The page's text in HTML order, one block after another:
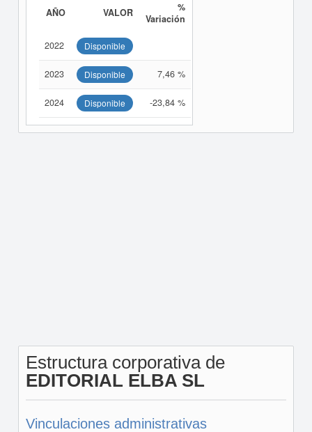
AÑO VALOR
%
Variación
2022 Disponible
2023 Disponible 7,46 %
2024 Disponible -23,84 %
Estructura corporativa de
EDITORIAL ELBA SL
Vinculaciones administrativas